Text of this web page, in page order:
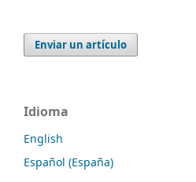
Enviar un artículo
Idioma
English
Español (España)